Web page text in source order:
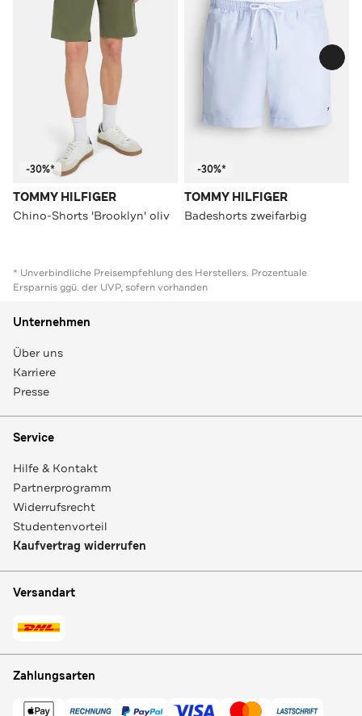
-30%*
TOMMY HILFIGER
Chino-Shorts 'Brooklyn' oliv
-30%*
TOMMY HILFIGER
Badeshorts zweifarbig
* Unverbindliche Preisempfehlung des Herstellers. Prozentuale
Ersparnis ggü. der UVP, sofern vorhanden
Unternehmen
Über uns
Karriere
Presse
Service
Hilfe & Kontakt
Partnerprogramm
Widerrufsrecht
Studentenvorteil
Kaufvertrag widerrufen
Versandart
Zahlungsarten